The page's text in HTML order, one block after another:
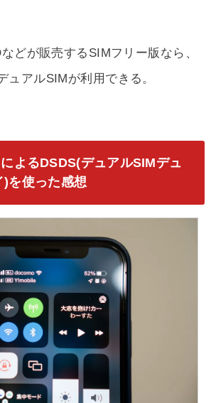
どが販売するSIMフリー版なら、
ュアルSIMが利用できる。
よるDSDS(デュアルSIMデュ
)を使った感想